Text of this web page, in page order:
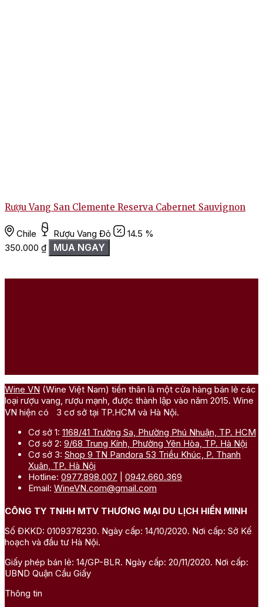
Rượu Vang San Clemente Reserva Cabernet Sauvignon
Chile Rượu Vang Đỏ
14.5 %
350.000 ₫ MUA NGAY
Wine VN (Wine Việt Nam) tiền thân là một cửa hàng bán lẻ các
loại rượu vang, rượu mạnh, được thành lập vào năm 2015. Wine
VN hiện có 3 cơ sở tại TP.HCM và Hà Nội.
Cơ sở 1: 1168/41 Trường Sa, Phường Phú Nhuận, TP. HCM
Cơ sở 2: 9/68 Trung Kính, Phường Yên Hòa, TP. Hà Nội
Cơ sở 3: Shop 9 TN Pandora 53 Triều Khúc, P. Thanh
Xuân, TP. Hà Nội
Hotline: 0977.898.007
0942.660.369
Email: WineVN.com@gmail.com
CÔNG TY TNHH MTV THƯƠNG MẠI DU LỊCH HIỀN MINH
Số ĐKKD: 0109378230. Ngày cấp: 14/10/2020. Nơi cấp: Sở Kế
hoạch và đầu tư Hà Nội.
Giấy phép bán lẻ: 14/GP-BLR. Ngày cấp: 20/11/2020. Nơi cấp:
UBND Quận Cầu Giấy
Thông tin